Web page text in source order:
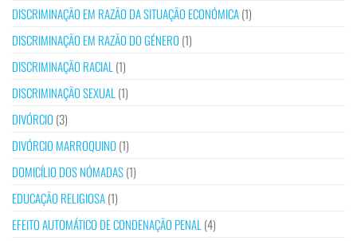
DISCRIMINAÇÃO EM RAZÃO DA SITUAÇÃO ECONÓMICA(1)
DISCRIMINAÇÃO EM RAZÃO DO GÉNERO (1)
DISCRIMINAÇÃO RACIAL (1)
DISCRIMINAÇÃO SEXUAL (1)
DIVÓRCIO (3)
DIVÓRCIO MARROQUINO (1)
DOMICÍLIO DOS NÓMADAS(1)
EDUCAÇÃO RELIGIOSA(1)
EFEITO AUTOMÁTICO DE CONDENAÇÃO PENAL (4)